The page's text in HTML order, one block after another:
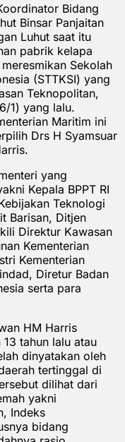
Bidang
Binsar Panjaitan
Luhut saat itu
pabrik kelapa
Sekolah
(STTKSI) yang
Teknopolitan,
1) yang lalu.
Maritim ini
Drs H Syamsuar
yang
Kepala BPPT RI
Teknologi
Barisan, Ditjen
Direktur Kawasan
Kementerian
Kementerian
Diretur Badan
serta para
HM Harris
tahun lalu atau
dinyatakan oleh
tertinggal di
dilihat dari
yakni
Indeks
bidang